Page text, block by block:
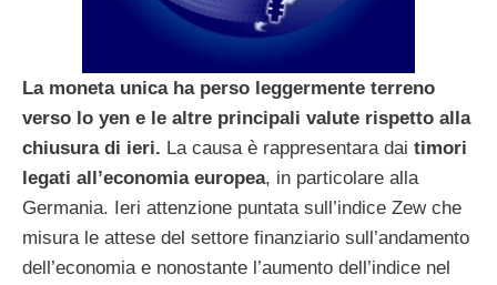
La moneta unica ha perso leggermente terreno
verso lo yen e le altre principali valute rispetto alla
chiusura di ieri. La causa è rappresentara dai timori
legati all’economia europea, in particolare alla
Germania. Ieri attenzione puntata sull’indice Zew che
misura le attese del settore finanziario sull’andamento
dell’economia e nonostante l’aumento dell’indice nel